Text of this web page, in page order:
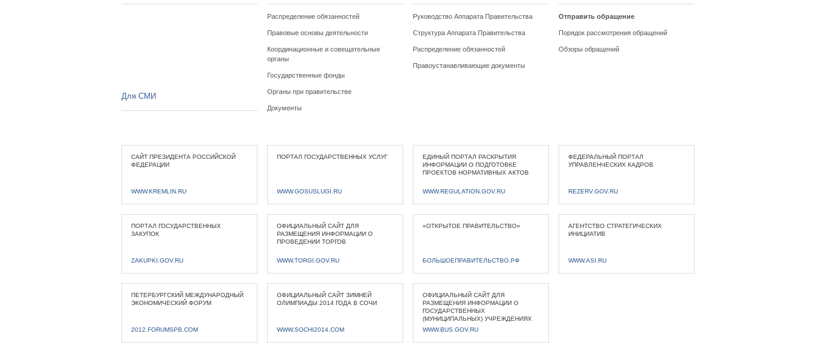
Распределение обязанностей
Правовые основы деятельности
Координационные и совещательные
органы
Государственные фонды
Органы при правительстве
Документы
Руководство Аппарата Правительства
Структура Аппарата Правительства
Распределение обязанностей
Правоустанавливающие документы
Отправить обращение
Порядок рассмотрения обращений
Обзоры обращений
Для СМИ
САЙТ ПРЕЗИДЕНТА РОССИЙСКОЙ
ФЕДЕРАЦИИ
WWW.KREMLIN.RU
ПОРТАЛ ГОСУДАРСТВЕННЫХ УСЛУГ
WWW.GOSUSLUGI.RU
ЕДИНЫЙ ПОРТАЛ РАСКРЫТИЯ
ИНФОРМАЦИИ О ПОДГОТОВКЕ
ПРОЕКТОВ НОРМАТИВНЫХ АКТОВ
WWW.REGULATION.GOV.RU
ФЕДЕРАЛЬНЫЙ ПОРТАЛ
УПРАВЛЕНЧЕСКИХ КАДРОВ
REZERV.GOV.RU
ПОРТАЛ ГОСУДАРСТВЕННЫХ
ЗАКУПОК
ZAKUPKI.GOV.RU
ОФИЦИАЛЬНЫЙ САЙТ ДЛЯ
РАЗМЕЩЕНИЯ ИНФОРМАЦИИ О
ПРОВЕДЕНИИ ТОРГОВ
WWW.TORGI.GOV.RU
«ОТКРЫТОЕ ПРАВИТЕЛЬСТВО»
БОЛЬШОЕПРАВИТЕЛЬСТВО.РФ
АГЕНТСТВО СТРАТЕГИЧЕСКИХ
ИНИЦИАТИВ
WWW.ASI.RU
ПЕТЕРБУРГСКИЙ МЕЖДУНАРОДНЫЙ
ЭКОНОМИЧЕСКИЙ ФОРУМ
2012.FORUMSPB.COM
ОФИЦИАЛЬНЫЙ САЙТ ЗИМНЕЙ
ОЛИМПИАДЫ 2014 ГОДА В СОЧИ
WWW.SOCHI2014.COM
ОФИЦИАЛЬНЫЙ САЙТ ДЛЯ
РАЗМЕЩЕНИЯ ИНФОРМАЦИИ О
ГОСУДАРСТВЕННЫХ
(МУНИЦИПАЛЬНЫХ) УЧРЕЖДЕНИЯХ
WWW.BUS.GOV.RU